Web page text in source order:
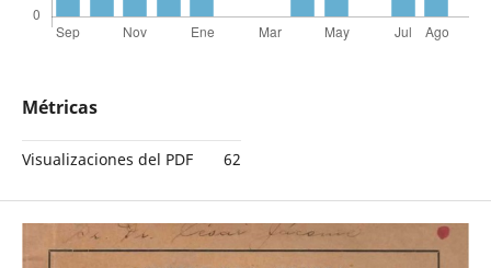
Métricas
Visualizaciones del PDF 62